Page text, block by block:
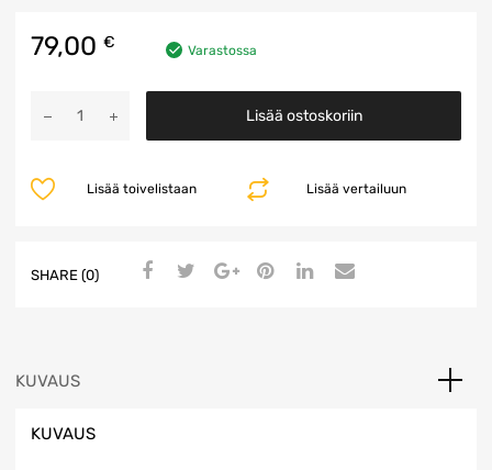
79,00 € Varastossa
Ohjainyksikkö
Lisää ostoskoriin
Lisää vertailuun
Lisää toivelistaan
SHARE (0)
KUVAUS
KUVAUS